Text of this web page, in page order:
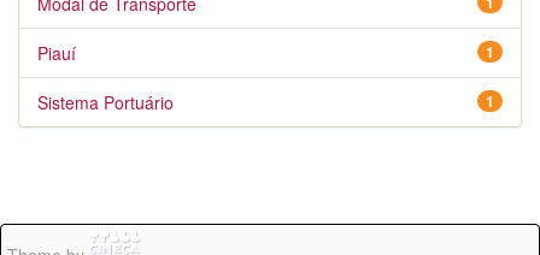
1
Piauí
1
Sistema Portuário